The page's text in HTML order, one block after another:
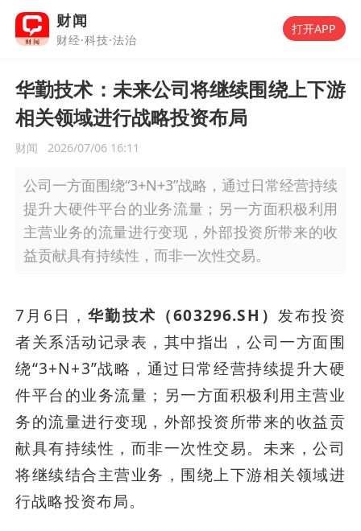
财闻
财经·科技·法治
打开APP
华勤技术：未来公司将继续围绕上下游
相关领域进行战略投资布局
财闻 2026/07/06 16:11
公司一方面围绕“3+N+3”战略，通过日常经营持续
提升大硬件平台的业务流量；另一方面积极利用
主营业务的流量进行变现，外部投资所带来的收
益贡献具有持续性，而非一次性交易。
7月6日，华勤技术（603296.SH）发布投资
者关系活动记录表，其中指出，公司一方面围
绕“3+N+3”战略，通过日常经营持续提升大硬
件平台的业务流量；另一方面积极利用主营业
务的流量进行变现，外部投资所带来的收益贡
献具有持续性，而非一次性交易。未来，公司
将继续结合主营业务，围绕上下游相关领域进
行战略投资布局。